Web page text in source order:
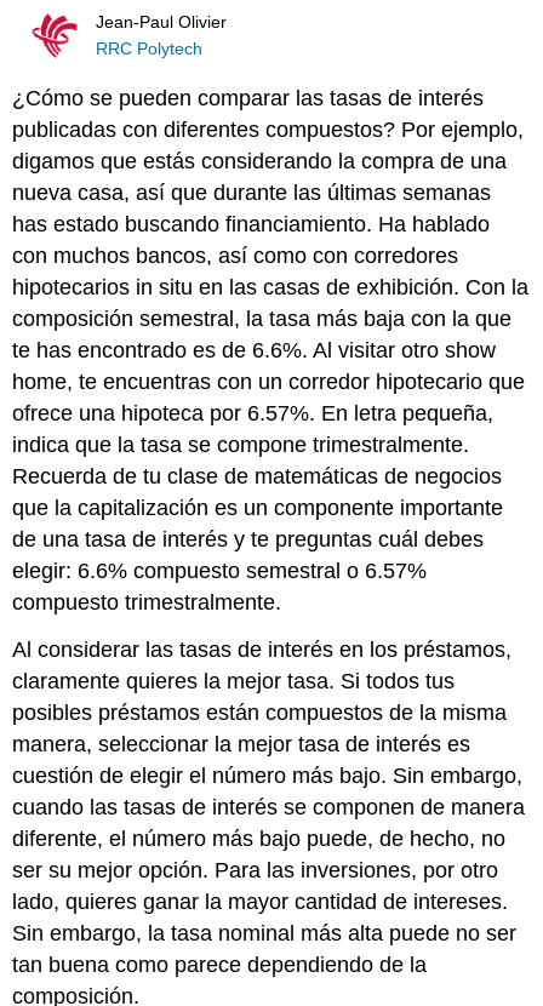
Jean-Paul Olivier
RRC Polytech
¿Cómo se pueden comparar las tasas de interés
publicadas con diferentes compuestos? Por ejemplo,
digamos que estás considerando la compra de una
nueva casa, así que durante las últimas semanas
has estado buscando financiamiento. Ha hablado
con muchos bancos, así como con corredores
hipotecarios in situ en las casas de exhibición. Con la
composición semestral, la tasa más baja con la que
te has encontrado es de 6.6%. Al visitar otro show
home, te encuentras con un corredor hipotecario que
ofrece una hipoteca por 6.57%. En letra pequeña,
indica que la tasa se compone trimestralmente.
Recuerda de tu clase de matemáticas de negocios
que la capitalización es un componente importante
de una tasa de interés y te preguntas cuál debes
elegir: 6.6% compuesto semestral o 6.57%
compuesto trimestralmente.
Al considerar las tasas de interés en los préstamos,
claramente quieres la mejor tasa. Si todos tus
posibles préstamos están compuestos de la misma
manera, seleccionar la mejor tasa de interés es
cuestión de elegir el número más bajo. Sin embargo,
cuando las tasas de interés se componen de manera
diferente, el número más bajo puede, de hecho, no
ser su mejor opción. Para las inversiones, por otro
lado, quieres ganar la mayor cantidad de intereses.
Sin embargo, la tasa nominal más alta puede no ser
tan buena como parece dependiendo de la
composición.